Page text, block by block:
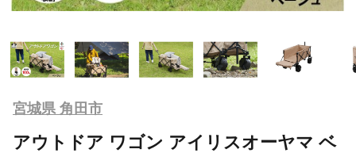
宮城県 角田市
アウトドア ワゴン アイリスオーヤマ ベ